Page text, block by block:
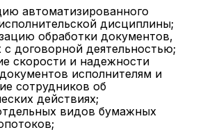
автоматизированного
дисциплины;
обработки документов,
с договорной деятельностью;
скорости и надежности
исполнителям и
сотрудников об
действиях;
видов бумажных